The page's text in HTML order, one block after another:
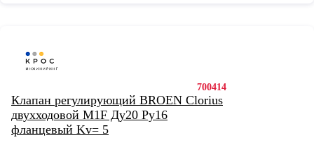
700414
Клапан регулирующий BROEN Clorius
двухходовой M1F Ду20 Ру16
фланцевый Kv= 5